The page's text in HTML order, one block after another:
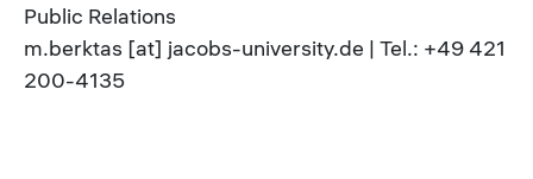
Public Relations
m.berktas [at] jacobs-university.de | Tel.: +49 421
200-4135